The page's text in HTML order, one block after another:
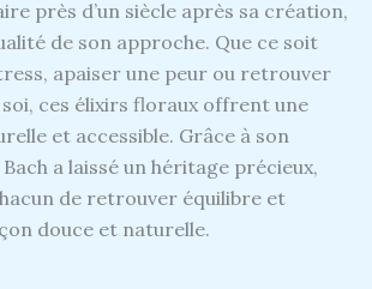
près d’un siècle après sa création,
de son approche. Que ce soit
apaiser une peur ou retrouver
ces élixirs floraux offrent une
et accessible. Grâce à son
a laissé un héritage précieux,
de retrouver équilibre et
douce et naturelle.